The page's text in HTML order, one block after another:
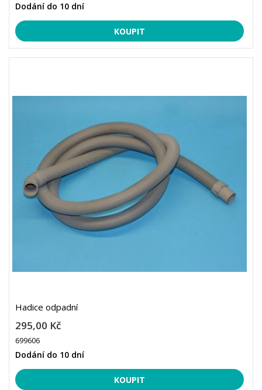
Dodání do 10 dní
Hadice odpadní
295,00 Kč
699606
Dodání do 10 dní